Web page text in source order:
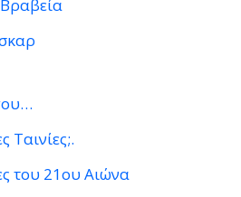
Ταινίες;.
του 21ου Αιώνα